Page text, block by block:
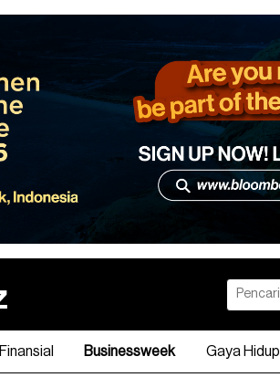
Finansial Businessweek Gaya Hidup